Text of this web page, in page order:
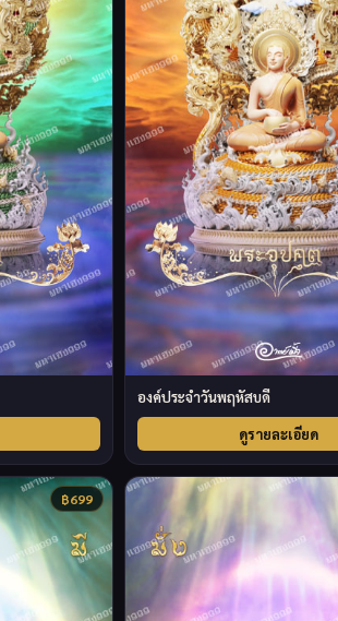
องค์ประจำวันพฤหัสบดี
ดูรายละเอียด
฿699